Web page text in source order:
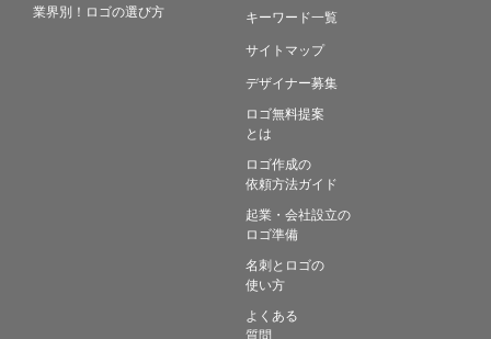
業界別！ロゴの選び方
キーワード一覧
サイトマップ
デザイナー募集
ロゴ無料提案
とは
ロゴ作成の
依頼方法ガイド
起業・会社設立の
ロゴ準備
名刺とロゴの
使い方
よくある
質問